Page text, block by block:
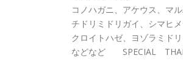
コノハガニ、アケウス、マ
チドリミドリガイ、シマヒ
クロイトハゼ、ヨゾラミド
などなど SPECIAL